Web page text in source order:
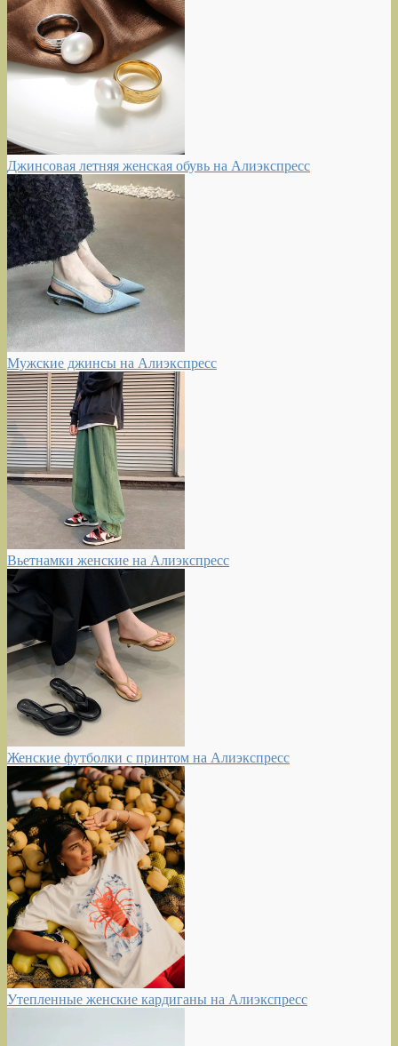
Джинсовая летняя женская обувь на Алиэкспресс
Мужские джинсы на Алиэкспресс
Вьетнамки женские на Алиэкспресс
Женские футболки с принтом на Алиэкспресс
Утепленные женские кардиганы на Алиэкспресс